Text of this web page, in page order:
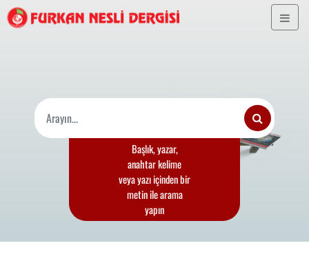
Başlık, yazar,
anahtar kelime
veya yazı içinden bir
metin ile arama
yapın